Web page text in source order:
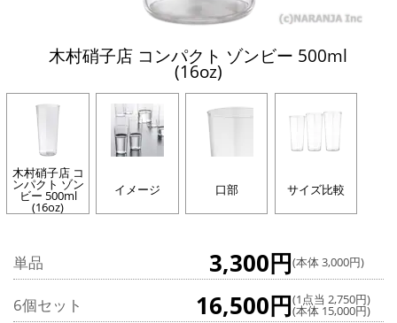
木村硝子店 コンパクト ゾンビー 500ml
(16oz)
木村硝子店 コ
ンパクト ゾン
ビー 500ml
(16oz)
イメージ 口部 サイズ比較
単品 3,300円(本体 3,000円)
6個セット 16,500円(1点当 2,750円)
(本体 15,000円)